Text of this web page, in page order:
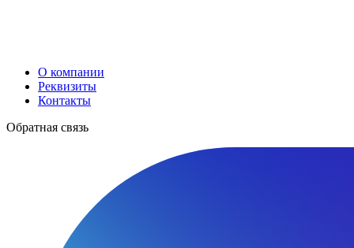
О компании
Реквизиты
Контакты
Обратная связь